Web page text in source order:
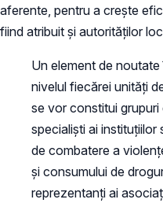
aferente, pentru a crește
fiind atribuit și autorităților
Un element de
nivelul fiecărei unități
se vor constitui
specialiști ai instituțiilor
de combatere a
și consumului de
reprezentanți ai